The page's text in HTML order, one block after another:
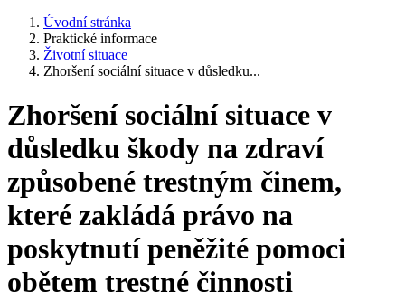
Úvodní stránka
Praktické informace
Životní situace
Zhoršení sociální situace v důsledku...
Zhoršení sociální situace v
důsledku škody na zdraví
způsobené trestným činem,
které zakládá právo na
poskytnutí peněžité pomoci
obětem trestné činnosti